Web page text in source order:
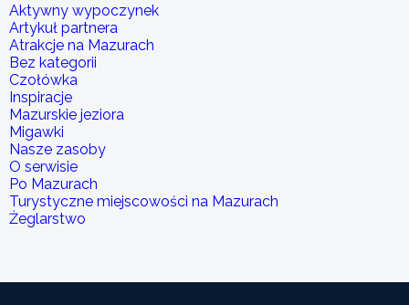
Aktywny wypoczynek
Artykuł partnera
Atrakcje na Mazurach
Bez kategorii
Czołówka
Inspiracje
Mazurskie jeziora
Migawki
Nasze zasoby
O serwisie
Po Mazurach
Turystyczne miejscowości na Mazurach
Żeglarstwo